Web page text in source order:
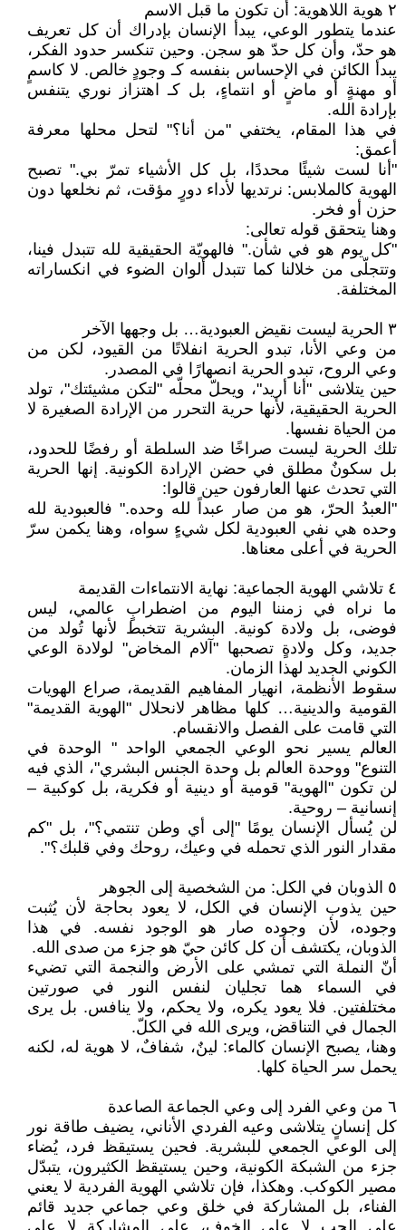
٢ هوية اللاهوية: أن تكون ما قبل الاسم
عندما يتطور الوعي، يبدأ الإنسان بإدراك أن كل تعريف
هو حدّ، وأن كل حدّ هو سجن. وحين تنكسر حدود الفكر،
يبدأ الكائن في الإحساس بنفسه كـ وجودٍ خالص. لا كاسمٍ
أو مهنةٍ أو ماضٍ أو انتماءٍ، بل كـ اهتزاز نوري يتنفس
بإرادة الله.
في هذا المقام، يختفي "من أنا؟" لتحل محلها معرفة
أعمق:
"أنا لست شيئًا محددًا، بل كل الأشياء تمرّ بي." تصبح
الهوية كالملابس: نرتديها لأداء دورٍ مؤقت، ثم نخلعها دون
حزن أو فخر.
وهنا يتحقق قوله تعالى:
"كل يوم هو في شأن." فالهويّة الحقيقية لله تتبدل فينا،
وتتجلّى من خلالنا كما تتبدل ألوان الضوء في انكساراته
المختلفة.
٣ الحرية ليست نقيض العبودية… بل وجهها الآخر
من وعي الأنا، تبدو الحرية انفلاتًا من القيود، لكن من
وعي الروح، تبدو الحرية انصهارًا في المصدر.
حين يتلاشى "أنا أريد"، ويحلّ محلّه "لتكن مشيئتك"، تولد
الحرية الحقيقية، لأنها حرية التحرر من الإرادة الصغيرة لا
من الحياة نفسها.
تلك الحرية ليست صراخًا ضد السلطة أو رفضًا للحدود،
بل سكونٌ مطلق في حضن الإرادة الكونية. إنها الحرية
التي تحدث عنها العارفون حين قالوا:
"العبدُ الحرّ، هو من صار عبداً لله وحده." فالعبودية لله
وحده هي نفي العبودية لكل شيءٍ سواه، وهنا يكمن سرّ
الحرية في أعلى معناها.
٤ تلاشي الهوية الجماعية: نهاية الانتماءات القديمة
ما نراه في زمننا اليوم من اضطرابٍ عالمي، ليس
فوضى، بل ولادة كونية. البشرية تتخبط لأنها تُولد من
جديد، وكل ولادةٍ تصحبها "آلام المخاض" لولادة الوعي
الكوني الجديد لهذا الزمان.
سقوط الأنظمة، انهيار المفاهيم القديمة، صراع الهويات
القومية والدينية… كلها مظاهر لانحلال "الهوية القديمة"
التي قامت على الفصل والانقسام.
العالم يسير نحو الوعي الجمعي الواحد " الوحدة في
التنوع" ووحدة العالم بل وحدة الجنس البشري"، الذي فيه
لن تكون "الهوية" قومية أو دينية أو فكرية، بل كوكبية –
إنسانية – روحية.
لن يُسأل الإنسان يومًا "إلى أي وطن تنتمي؟"، بل "كم
مقدار النور الذي تحمله في وعيك، روحك وفي قلبك؟".
٥ الذوبان في الكل: من الشخصية إلى الجوهر
حين يذوب الإنسان في الكل، لا يعود بحاجة لأن يُثبت
وجوده، لأن وجوده صار هو الوجود نفسه. في هذا
الذوبان، يكتشف أن كل كائن حيّ هو جزء من صدى الله.
أنّ النملة التي تمشي على الأرض والنجمة التي تضيء
في السماء هما تجليان لنفس النور في صورتين
مختلفتين. فلا يعود يكره، ولا يحكم، ولا ينافس. بل يرى
الجمال في التناقض، ويرى الله في الكلّ.
وهنا، يصبح الإنسان كالماء: لينٌ، شفافٌ، لا هوية له، لكنه
يحمل سر الحياة كلها.
٦ من وعي الفرد إلى وعي الجماعة الصاعدة
كل إنسانٍ يتلاشى وعيه الفردي الأناني، يضيف طاقة نور
إلى الوعي الجمعي للبشرية. فحين يستيقظ فرد، يُضاء
جزء من الشبكة الكونية، وحين يستيقظ الكثيرون، يتبدّل
مصير الكوكب. وهكذا، فإن تلاشي الهوية الفردية لا يعني
الفناء، بل المشاركة في خلق وعي جماعي جديد قائم